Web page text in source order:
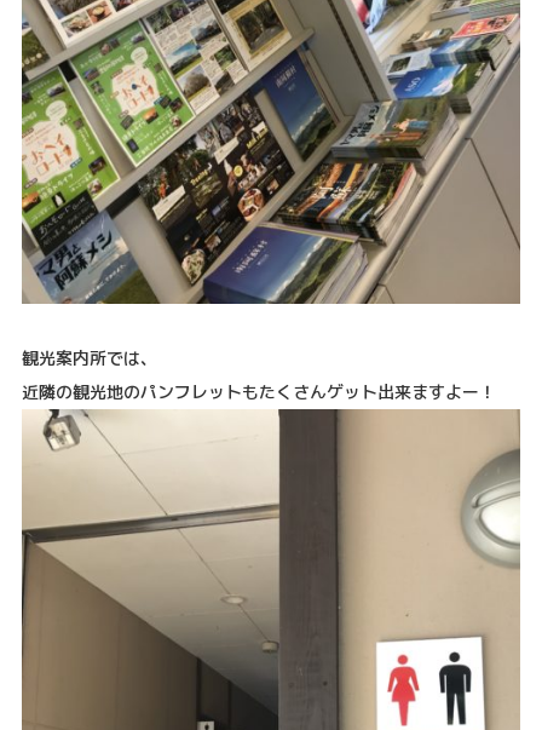
観光案内所では、
近隣の観光地のパンフレットもたくさんゲット出来ますよー！